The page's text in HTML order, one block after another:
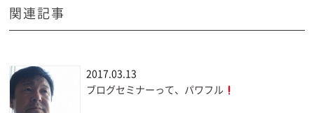
関連記事
2017.03.13
ブログセミナーって、パワフル